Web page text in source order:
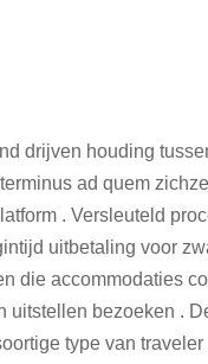
drijven houding
ad quem
. Versleuteld
uitbetaling voor
die accommodaties
uitstellen bezoeken .
type van